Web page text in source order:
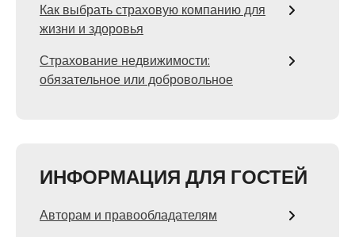
Как выбрать страховую компанию для
жизни и здоровья
Страхование недвижимости:
обязательное или добровольное
ИНФОРМАЦИЯ ДЛЯ ГОСТЕЙ
Авторам и правообладателям